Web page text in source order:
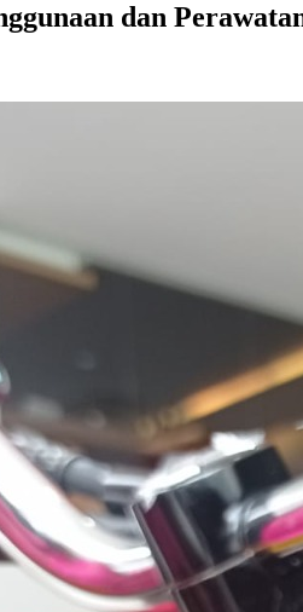
dan